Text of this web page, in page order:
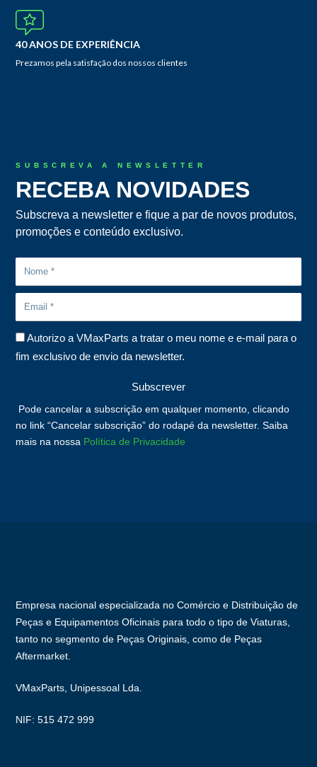
40 ANOS DE EXPERIÊNCIA
Prezamos pela satisfação dos nossos clientes
SUBSCREVA A NEWSLETTER
RECEBA NOVIDADES
Subscreva a newsletter e fique a par de novos produtos,
promoções e conteúdo exclusivo.
Autorizo a VMaxParts a tratar o meu nome e e-mail para o
fim exclusivo de envio da newsletter.
Subscrever
Pode cancelar a subscrição em qualquer momento, clicando
no link “Cancelar subscrição” do rodapé da newsletter. Saiba
mais na nossa Política de Privacidade
Empresa nacional especializada no Comércio e Distribuição de
Peças e Equipamentos Oficinais para todo o tipo de Viaturas,
tanto no segmento de Peças Originais, como de Peças
Aftermarket.
VMaxParts, Unipessoal Lda.
NIF: 515 472 999